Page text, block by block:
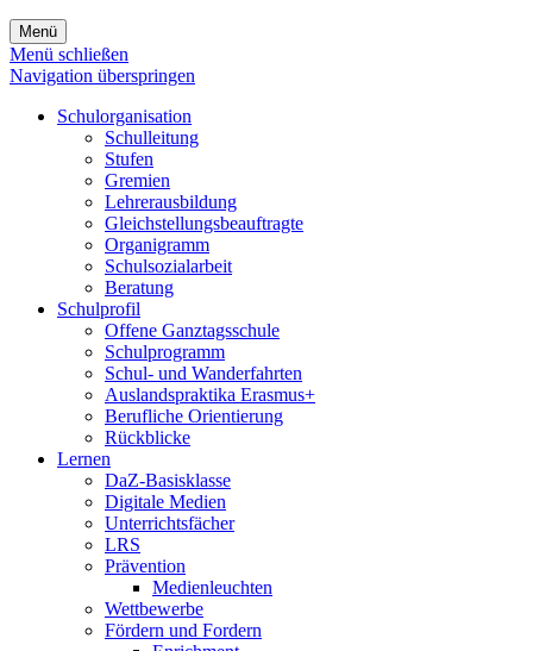
Menü
Menü schließen
Navigation überspringen
Schulorganisation
Schulleitung
Stufen
Gremien
Lehrerausbildung
Gleichstellungsbeauftragte
Organigramm
Schulsozialarbeit
Beratung
Schulprofil
Offene Ganztagsschule
Schulprogramm
Schul- und Wanderfahrten
Auslandspraktika Erasmus+
Berufliche Orientierung
Rückblicke
Lernen
DaZ-Basisklasse
Digitale Medien
Unterrichtsfächer
LRS
Prävention
Medienleuchten
Wettbewerbe
Fördern und Fordern